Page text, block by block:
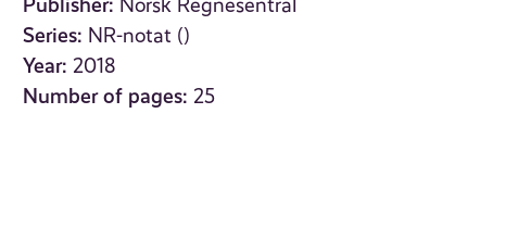
Publisher: Norsk Regnesentral
Series: NR-notat ()
Year: 2018
Number of pages: 25